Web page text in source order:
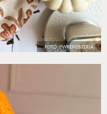
FOTO: @WREPOSTERIA